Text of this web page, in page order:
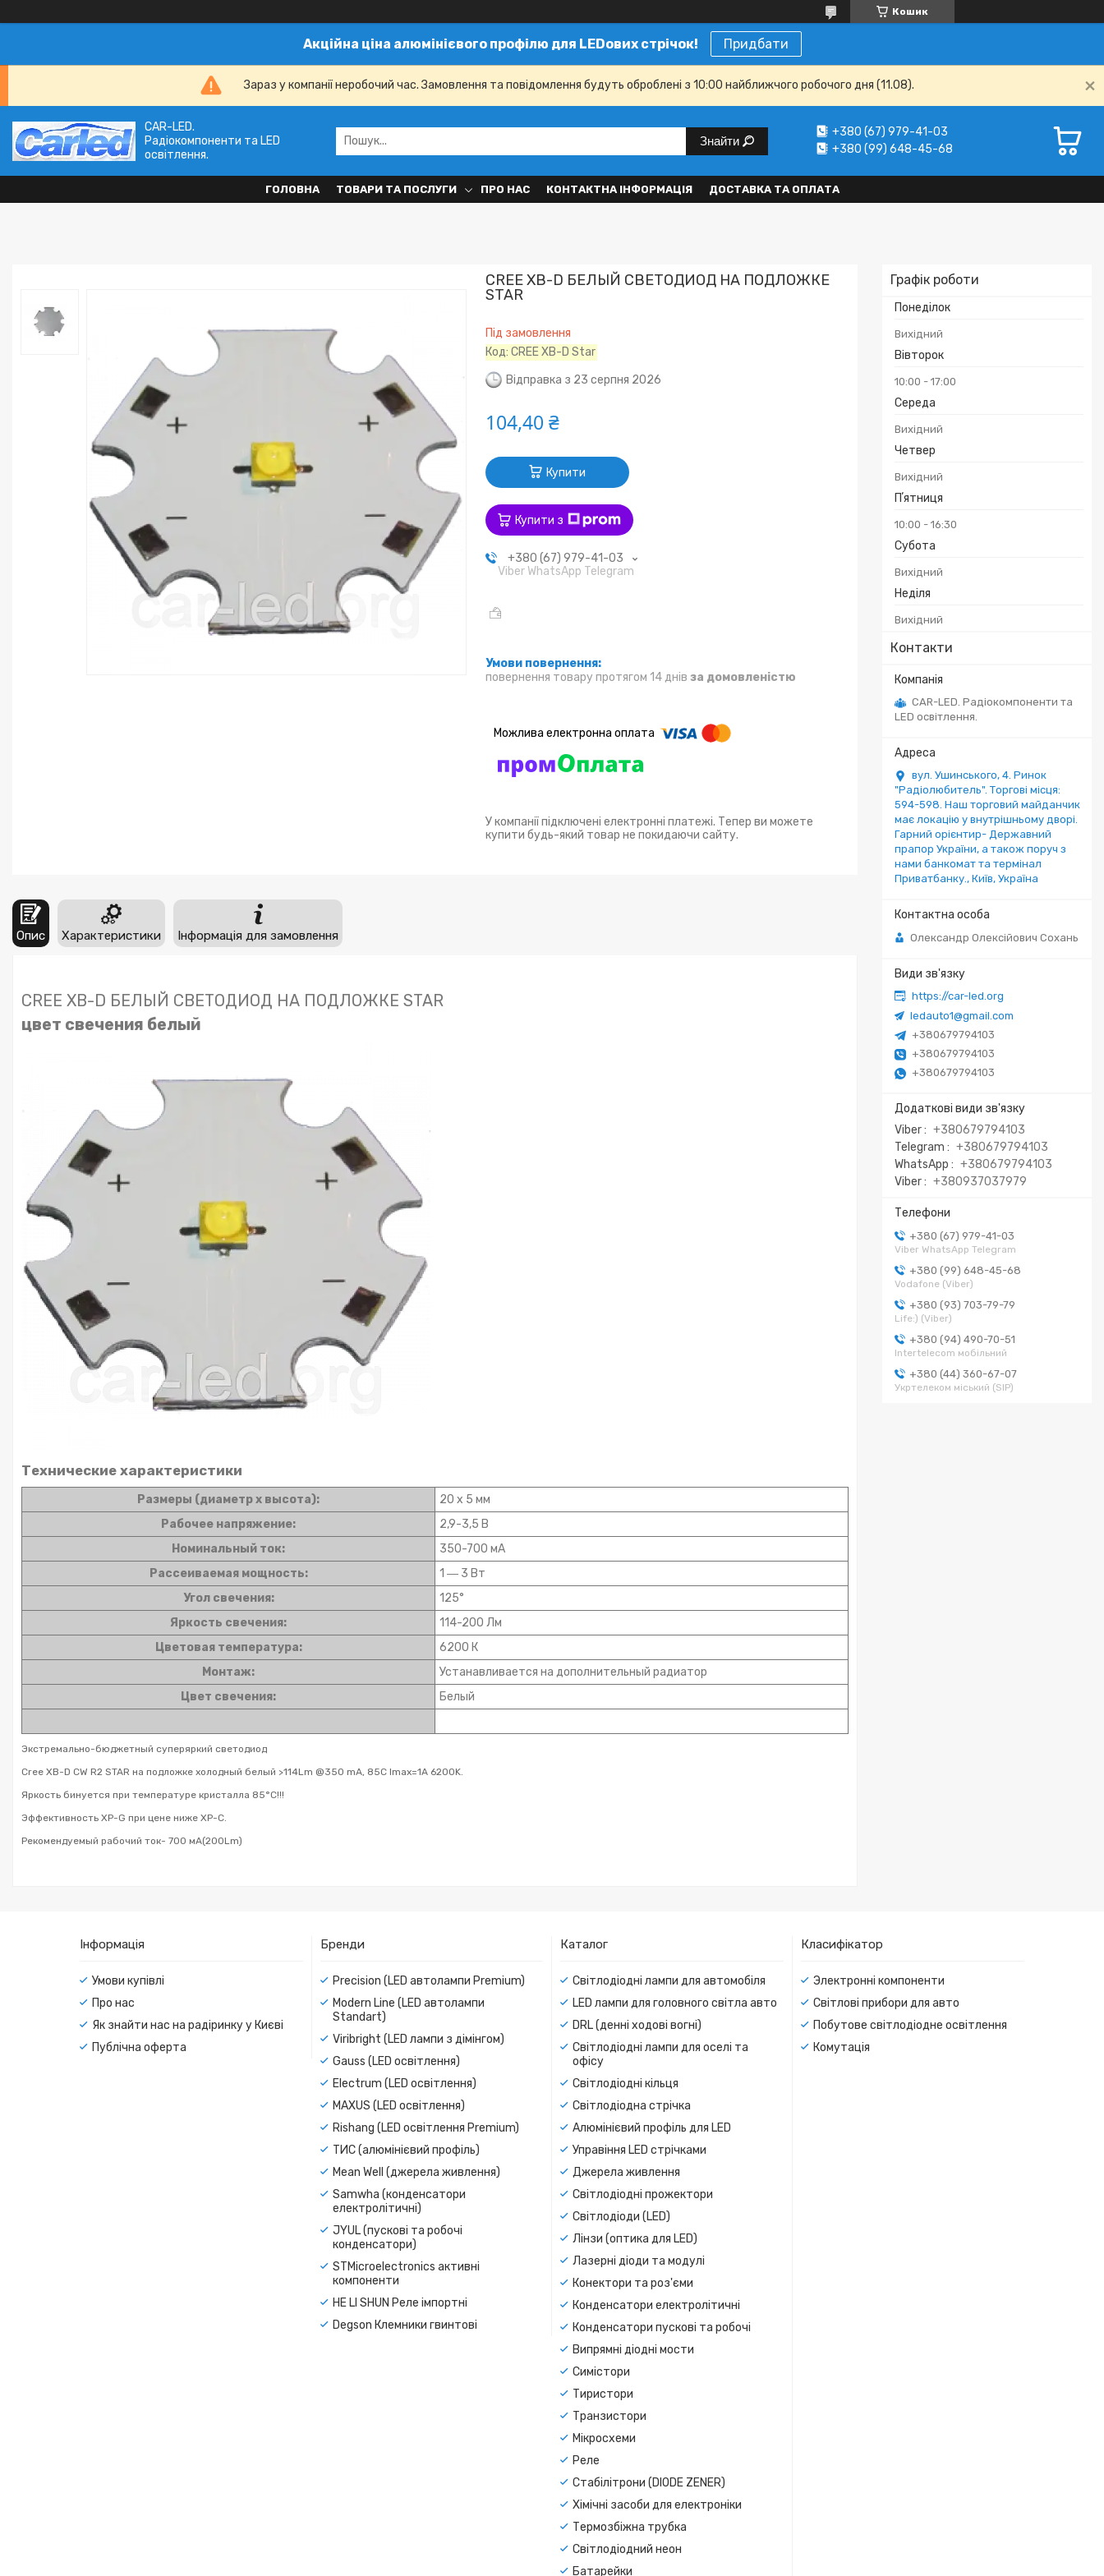
Кошик
Акційна ціна алюмінієвого профілю для LEDових стрічок! Придбати
Зараз у компанії неробочий час. Замовлення та повідомлення будуть оброблені з 10:00 найближчого робочого дня (11.08).
CAR-LED.
Радіокомпоненти та LED
освітлення.
Знайти
+380 (67) 979-41-03
+380 (99) 648-45-68
ГОЛОВНА ТОВАРИ ТА ПОСЛУГИ ПРО НАС КОНТАКТНА ІНФОРМАЦІЯ ДОСТАВКА ТА ОПЛАТА
Графік роботи
Понеділок
Вихідний
Вівторок
10:00 17:00
Середа
Вихідний
Четвер
Вихідний
Пʼятниця
10:00 16:30
Субота
Вихідний
Неділя
Вихідний
Контакти
CAR-LED. Радіокомпоненти та
LED освітлення.
вул. Ушинського, 4. Ринок
"Радіолюбитель". Торгові місця:
594-598. Наш торговий майданчик
має локацію у внутрішньому дворі.
Гарний орієнтир- Державний
прапор України, а також поруч з
нами банкомат та термінал
Приватбанку., Київ, Україна
Олександр Олексійович Сохань
https://car-led.org
ledauto1@gmail.com
+380679794103
+380679794103
+380679794103
Viber
+380679794103
Telegram
+380679794103
WhatsApp
+380679794103
Viber
+380937037979
+380 (67) 979-41-03
Viber WhatsApp Telegram
+380 (99) 648-45-68
Vodafone (Viber)
+380 (93) 703-79-79
Life:) (Viber)
+380 (94) 490-70-51
Intertelecom мобільний
+380 (44) 360-67-07
Укртелеком міський (SIP)
CREE XB-D БЕЛЫЙ СВЕТОДИОД НА ПОДЛОЖКЕ
STAR
Під замовлення
Код:CREE XB-D Star
Відправка з 23 серпня 2026
104,40 ₴
Купити
Купити з
+380 (67) 979-41-03
Viber WhatsApp Telegram
повернення товару протягом 14 днів за домовленістю
У компанії підключені електронні платежі. Тепер ви можете
купити будь-який товар не покидаючи сайту.
Опис Характеристики Інформація для замовлення
CREE XB-D БЕЛЫЙ СВЕТОДИОД НА ПОДЛОЖКЕ STAR
цвет свечения белый
Технические характеристики
Размеры (диаметр х высота):
20 х 5 мм
Рабочее напряжение:
2,9-3,5 В
Номинальный ток:
350-700 мА
Рассеиваемая мощность:
1 ― 3 Вт
Угол свечения:
125°
Яркость свечения:
114-200 Лм
Цветовая температура:
6200 К
Монтаж:
Устанавливается на дополнительный радиатор
Цвет свечения:
Белый
Экстремально-бюджетный суперяркий светодиод
Cree XB-D CW R2 STAR на подложке холодный белый >114Lm @350 mA, 85C Imax=1A 6200K.
Яркость бинуется при температуре кристалла 85°С!!!
Эффективность XP-G при цене ниже XP-C.
Рекомендуемый рабочий ток- 700 мА(200Lm)
Інформація
Умови купівлі
Про нас
Як знайти нас на радіринку у Києві
Публічна оферта
Бренди
Precision (LED автолампи Premium)
Modern Line (LED автолампи
Standart)
Viribright (LED лампи з дімінгом)
Gauss (LED освітлення)
Electrum (LED освітлення)
MAXUS (LED освітлення)
Rishang (LED освітлення Premium)
ТИС (алюмінієвий профіль)
Mean Well (джерела живлення)
Samwha (конденсатори
електролітичні)
JYUL (пускові та робочі
конденсатори)
STMicroelectronics активні
компоненти
HE LI SHUN Реле імпортні
Degson Клемники гвинтові
Каталог
Світлодіодні лампи для автомобіля
LED лампи для головного світла авто
DRL (денні ходові вогні)
Світлодіодні лампи для оселі та
офісу
Світлодіодні кільця
Світлодіодна стрічка
Алюмінієвий профіль для LED
Управіння LED стрічками
Джерела живлення
Світлодіодні прожектори
Світлодіоди (LED)
Лінзи (оптика для LED)
Лазерні діоди та модулі
Конектори та роз'єми
Конденсатори електролітичні
Конденсатори пускові та робочі
Випрямні діодні мости
Симістори
Тиристори
Транзистори
Мікросхеми
Реле
Стабілітрони (DIODE ZENER)
Хімічні засоби для електроніки
Термозбіжна трубка
Світлодіодний неон
Батарейки
Класифікатор
Электронні компоненти
Світлові прибори для авто
Побутове світлодіодне освітлення
Комутація